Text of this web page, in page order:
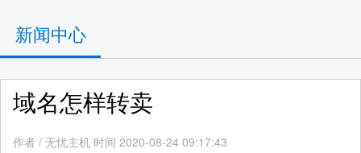
新闻中心
域名怎样转卖
作者 / 无忧主机 时间 2020-08-24 09:17:43